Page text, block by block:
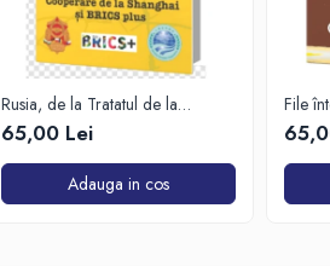
Rusia, de la Tratatul de la
Varșovia la Organizația de
Cooperare de la Shanghai și
BRICS plus
65,00 Lei
Adauga in cos
File